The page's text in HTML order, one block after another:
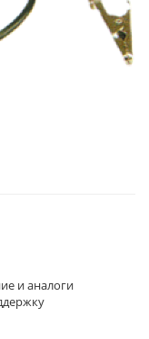
и аналоги